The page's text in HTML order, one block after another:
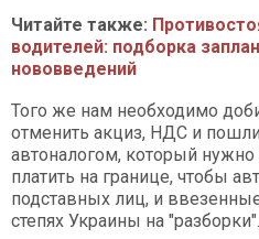
Читайте также:
водителей: подборка
нововведений
Того же нам необходимо
отменить акциз, НДС и
автоналогом, который нужно
платить на границе, чтобы
подставных лиц, и
степях Украины на "разборки".